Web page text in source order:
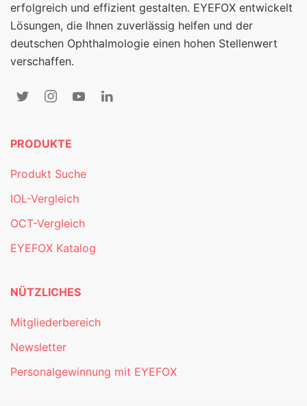
erfolgreich und effizient gestalten. EYEFOX entwickelt
Lösungen, die Ihnen zuverlässig helfen und der
deutschen Ophthalmologie einen hohen Stellenwert
verschaffen.
PRODUKTE
Produkt Suche
IOL-Vergleich
OCT-Vergleich
EYEFOX Katalog
NÜTZLICHES
Mitgliederbereich
Newsletter
Personalgewinnung mit EYEFOX